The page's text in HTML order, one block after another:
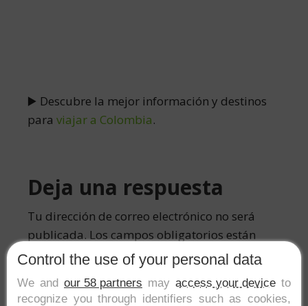
▶️ Descubre la mejor información y destinos
para viajar a Colombia.
Interacciones
con
los
lectores
Deja una respuesta
Tu dirección de correo electrónico no será
publicada. Los campos obligatorios están
marcados con*
Comentario*
Control the use of your personal data
We and our 58 partners may access your device to
recognize you through identifiers such as cookies,